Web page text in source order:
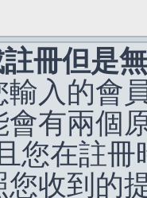
冊但是
入的會
會有兩個
您在註
您收到的